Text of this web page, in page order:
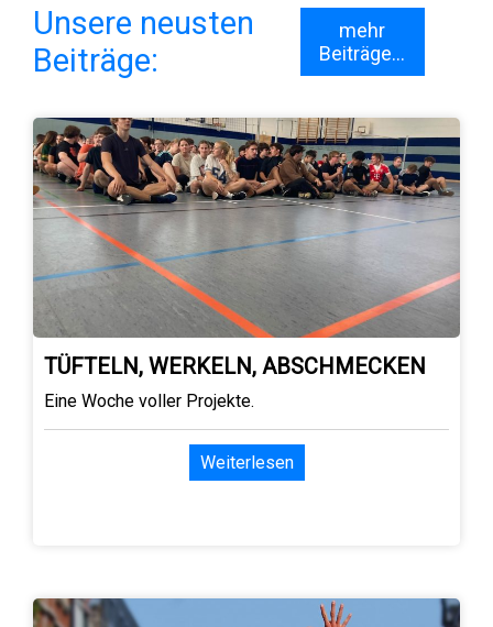
Unsere neusten
Beiträge:
mehr
Beiträge...
TÜFTELN, WERKELN, ABSCHMECKEN
Eine Woche voller Projekte.
Weiterlesen